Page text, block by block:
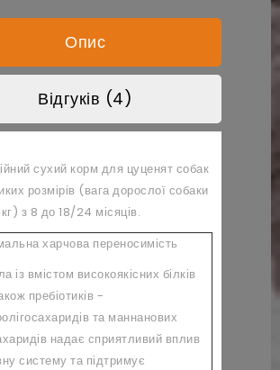
Опис
Відгуків (4)
сухий корм для цуценят собак
розмірів (вага дорослої собаки
з 8 до 18/24 місяців.
харчова переносимість
із вмістом високоякісних білків
пребіотиків -
та маннанових
надає сприятливий вплив
систему та підтримує